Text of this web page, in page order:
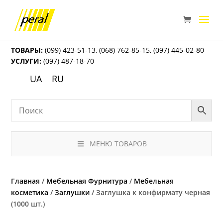
ТОВАРЫ: (099) 423-51-13,(068) 762-85-15,(097) 445-02-80
УСЛУГИ: (097) 487-18-70
UA RU
МЕНЮ ТОВАРОВ
Главная / Мебельная Фурнитура / Мебельная
косметика /Заглушки / Заглушка к конфирмату черная
(1000 шт.)